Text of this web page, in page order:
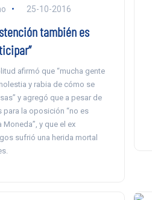
25-10-2016
también es
afirmó que “mucha gente
y rabia de cómo se
y agregó que a pesar de
la oposición “no es
y que el ex
sufrió una herida mortal